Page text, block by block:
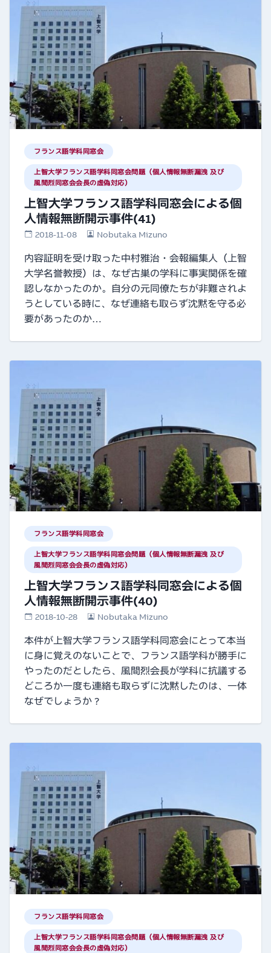
フランス語学科同窓会
上智大学フランス語学科同窓会問題（個人情報無断漏洩 及び
風間烈同窓会会長の虚偽対応）
上智大学フランス語学科同窓会による個
人情報無断開示事件(41)
2018-11-08 Nobutaka Mizuno
内容証明を受け取った中村雅治・会報編集人（上智
大学名誉教授）は、なぜ古巣の学科に事実関係を確
認しなかったのか。自分の元同僚たちが非難されよ
うとしている時に、なぜ連絡も取らず沈黙を守る必
要があったのか…
フランス語学科同窓会
上智大学フランス語学科同窓会問題（個人情報無断漏洩 及び
風間烈同窓会会長の虚偽対応）
上智大学フランス語学科同窓会による個
人情報無断開示事件(40)
2018-10-28 Nobutaka Mizuno
本件が上智大学フランス語学科同窓会にとって本当
に身に覚えのないことで、フランス語学科が勝手に
やったのだとしたら、風間烈会長が学科に抗議する
どころか一度も連絡も取らずに沈黙したのは、一体
なぜでしょうか？
フランス語学科同窓会
上智大学フランス語学科同窓会問題（個人情報無断漏洩 及び
風間烈同窓会会長の虚偽対応）